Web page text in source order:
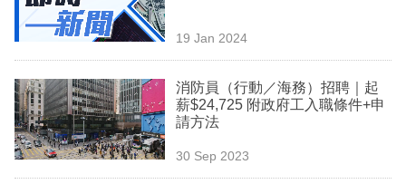
事
欄
訂
閱
19 Jan 2024
消防員（行動／海務）招聘｜起
薪$24,725 附政府工入職條件+申
請方法
30 Sep 2023